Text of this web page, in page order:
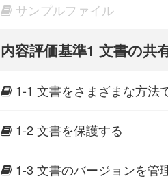
サンプルファイル
内容評価基準1 文書の共
1-1 文書をさまざまな方法
1-2 文書を保護する
1-3 文書のバージョンを管